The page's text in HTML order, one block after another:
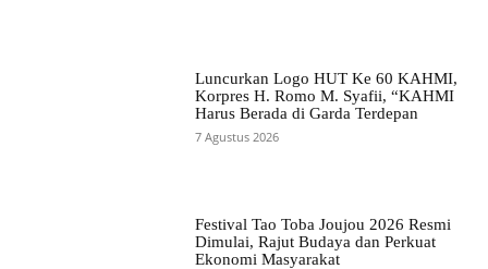
Luncurkan Logo HUT Ke 60 KAHMI,
Korpres H. Romo M. Syafii, “KAHMI
Harus Berada di Garda Terdepan
7 Agustus 2026
Festival Tao Toba Joujou 2026 Resmi
Dimulai, Rajut Budaya dan Perkuat
Ekonomi Masyarakat